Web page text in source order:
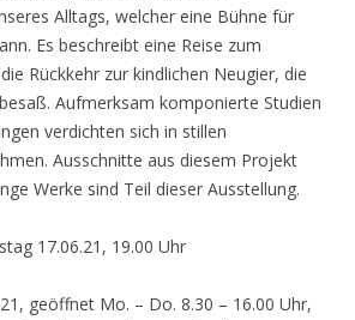
Alltags, welcher eine Bühne für
Es beschreibt eine Reise zum
Rückkehr zur kindlichen Neugier, die
Aufmerksam komponierte Studien
verdichten sich in stillen
Ausschnitte aus diesem Projekt
Werke sind Teil dieser Ausstellung.
17.06.21, 19.00 Uhr
geöffnet Mo. – Do. 8.30 – 16.00 Uhr,